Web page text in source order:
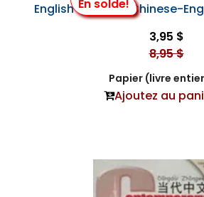
En solde!
English-Chinese Chinese-
3,95 $
8,95 $
Papier (livre
Ajoutez au